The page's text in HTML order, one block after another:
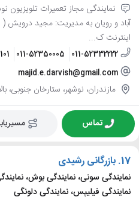
نمایندگی مجاز تعمیرات تلویزیون
آباد و رویان به مدیریت: مجید درویش (
اینترنت ک...
011-52332222
011-52350005
majid.e.darvish@gmail.com
مازندران، نوشهر، ستارخان جنوبی،
تماس
17. بازرگانی رشیدی
نمایندگی سونی، نمایندگی بوش،
نمایندگی فیلیپس، نمایندگی دلونگی